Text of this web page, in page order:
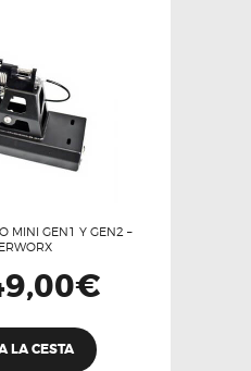
MINI GEN1 Y GEN2 –
€
LA CESTA